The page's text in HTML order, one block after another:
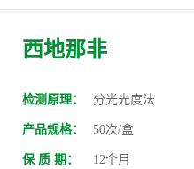
西地那非
检测原理： 分光光度法
产品规格： 50次/盒
保 质 期： 12个月